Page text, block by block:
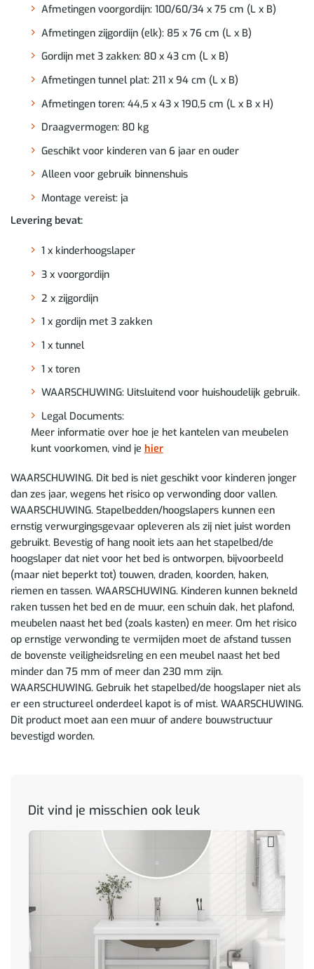
Afmetingen voorgordijn: 100/60/34 x 75 cm (L x B)
Afmetingen zijgordijn (elk): 85 x 76 cm (L x B)
Gordijn met 3 zakken: 80 x 43 cm (L x B)
Afmetingen tunnel plat: 211 x 94 cm (L x B)
Afmetingen toren: 44,5 x 43 x 190,5 cm (L x B x H)
Draagvermogen: 80 kg
Geschikt voor kinderen van 6 jaar en ouder
Alleen voor gebruik binnenshuis
Montage vereist: ja
Levering bevat:
1 x kinderhoogslaper
3 x voorgordijn
2 x zijgordijn
1 x gordijn met 3 zakken
1 x tunnel
1 x toren
WAARSCHUWING: Uitsluitend voor huishoudelijk gebruik.
Legal Documents:
Meer informatie over hoe je het kantelen van meubelen
kunt voorkomen, vind je hier
WAARSCHUWING. Dit bed is niet geschikt voor kinderen jonger
dan zes jaar, wegens het risico op verwonding door vallen.
WAARSCHUWING. Stapelbedden/hoogslapers kunnen een
ernstig verwurgingsgevaar opleveren als zij niet juist worden
gebruikt. Bevestig of hang nooit iets aan het stapelbed/de
hoogslaper dat niet voor het bed is ontworpen, bijvoorbeeld
(maar niet beperkt tot) touwen, draden, koorden, haken,
riemen en tassen. WAARSCHUWING. Kinderen kunnen bekneld
raken tussen het bed en de muur, een schuin dak, het plafond,
meubelen naast het bed (zoals kasten) en meer. Om het risico
op ernstige verwonding te vermijden moet de afstand tussen
de bovenste veiligheidsreling en een meubel naast het bed
minder dan 75 mm of meer dan 230 mm zijn.
WAARSCHUWING. Gebruik het stapelbed/de hoogslaper niet als
er een structureel onderdeel kapot is of mist. WAARSCHUWING.
Dit product moet aan een muur of andere bouwstructuur
bevestigd worden.
Dit vind je misschien ook leuk